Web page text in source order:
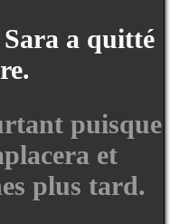
a quitté
puisque
et
plus tard.